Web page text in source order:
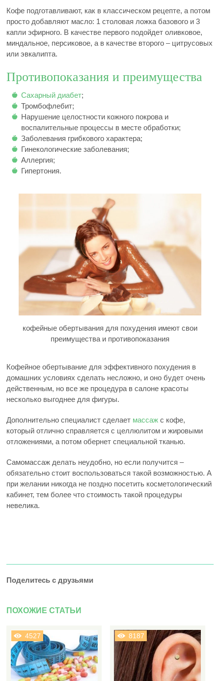
Кофе подготавливают, как в классическом рецепте, а потом
просто добавляют масло: 1 столовая ложка базового и 3
капли эфирного. В качестве первого подойдет оливковое,
миндальное, персиковое, а в качестве второго – цитрусовых
или эвкалипта.
Противопоказания и преимущества
Сахарный диабет;
Тромбофлебит;
Нарушение целостности кожного покрова и
воспалительные процессы в месте обработки;
Заболевания грибкового характера;
Гинекологические заболевания;
Аллергия;
Гипертония.
кофейные обертывания для похудения имеют свои
преимущества и противопоказания
Кофейное обертывание для эффективного похудения в
домашних условиях сделать несложно, и оно будет очень
действенным, но все же процедура в салоне красоты
несколько выгоднее для фигуры.
Дополнительно специалист сделает массаж с кофе,
который отлично справляется с целлюлитом и жировыми
отложениями, а потом обернет специальной тканью.
Самомассаж делать неудобно, но если получится –
обязательно стоит воспользоваться такой возможностью. А
при желании никогда не поздно посетить косметологический
кабинет, тем более что стоимость такой процедуры
невелика.
Поделитесь с друзьями
ПОХОЖИЕ СТАТЬИ
4527 8187